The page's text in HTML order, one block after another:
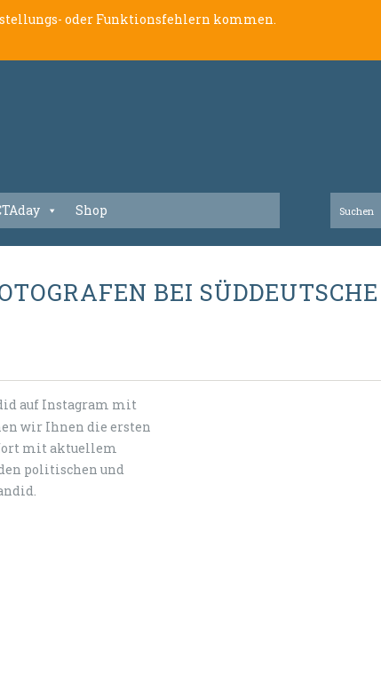
oder Funktionsfehlern kommen.
Shop
BEI
auf Instagram mit
wir Ihnen die ersten
mit aktuellem
politischen und